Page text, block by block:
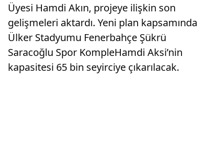
Üyesi Hamdi Akın, projeye ilişkin son
gelişmeleri aktardı. Yeni plan kapsamında
Ülker Stadyumu Fenerbahçe Şükrü
Saracoğlu Spor KompleHamdi Aksi’nin
kapasitesi 65 bin seyirciye çıkarılacak.